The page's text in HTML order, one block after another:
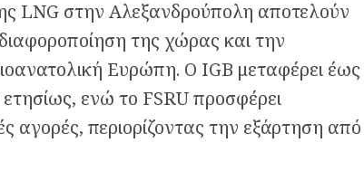
LNG στην Αλεξανδρούπολη αποτελούν
της χώρας και την
Ευρώπη. Ο IGB μεταφέρει έως
ενώ το FSRU προσφέρει
αγορές, περιορίζοντας την εξάρτηση από